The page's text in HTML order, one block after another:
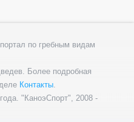
по гребным видам
Более подробная
Контакты.
"КаноэСпорт", 2008 -